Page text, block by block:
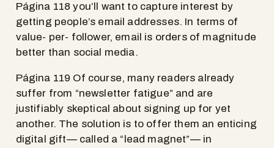
Página 118 you’ll want to capture interest by
getting people’s email addresses. In terms of
value- per- follower, email is orders of magnitude
better than social media.
Página 119 Of course, many readers already
suffer from “newsletter fatigue” and are
justifiably skeptical about signing up for yet
another. The solution is to offer them an enticing
digital gift— called a “lead magnet”— in